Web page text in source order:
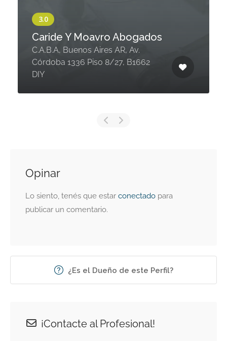
Caride Y Moavro Abogados
C.A.B.A, Buenos Aires AR, Av.
Córdoba 1336 Piso 8/27, B1662
DIY
Opinar
Lo siento, tenés que estar conectado para
publicar un comentario.
¿Es el Dueño de este Perfil?
¡Contacte al Profesional!